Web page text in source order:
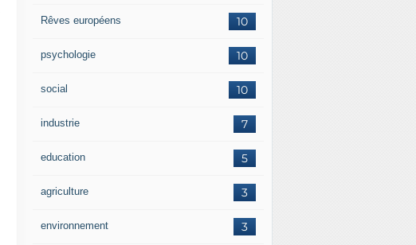
10
Rêves européens
10
psychologie
10
social
7
industrie
5
education
3
agriculture
3
environnement